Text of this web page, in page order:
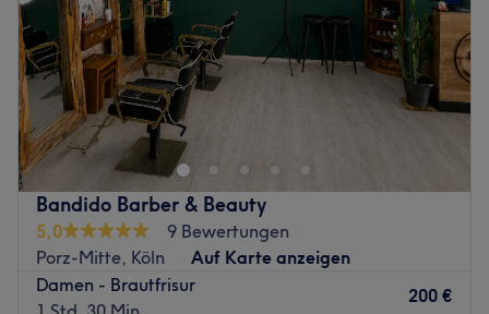
Bandido Barber & Beauty
5,0
9 Bewertungen
Porz-Mitte, Köln
Auf Karte anzeigen
Damen - Brautfrisur
200 €